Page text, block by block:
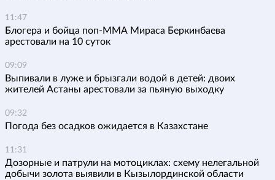
11:47
Блогера и бойца поп-ММА Мираса Беркинбаева
арестовали на 10 суток
09:09
Выпивали в луже и брызгали водой в детей: двоих
жителей Астаны арестовали за пьяную выходку
09:32
Погода без осадков ожидается в Казахстане
11:31
Дозорные и патрули на мотоциклах: схему нелегальной
добычи золота выявили в Кызылординской области